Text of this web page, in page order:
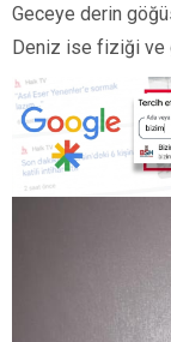
Geceye derin
Deniz ise fiziği ve